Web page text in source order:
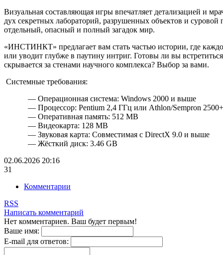
Визуальная составляющая игры впечатляет детализацией и
дух секретных лабораторий, разрушенных объектов и
отдельный, опасный и полный загадок мир.
«ИНСТИНКТ» предлагает вам стать частью истории, где
или уводит глубже в паутину интриг. Готовы ли вы
скрывается за стенами научного комплекса? Выбор за вами.
Системные требования:
— Операционная система: Windows 2000 и выше
— Процессор: Pentium 2,4 ГГц или Athlon/Sempron 2500+
— Оперативная память: 512 MB
— Видеокарта: 128 MB
— Звуковая карта: Совместимая с DirectX 9.0 и выше
— Жёсткий диск: 3.46 GB
02.06.2026 20:16
31
Комментарии
RSS
Написать комментарий
Нет комментариев. Ваш будет первым!
Ваше имя:
E-mail для ответов: